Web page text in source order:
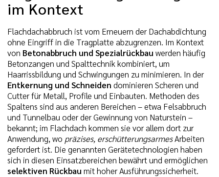
im Kontext
Flachdachabbruch ist vom Erneuern der Dachabdichtung
ohne Eingriff in die Tragplatte abzugrenzen. Im Kontext
von Betonabbruch und Spezialrückbau werden häufig
Betonzangen und Spalttechnik kombiniert, um
Haarrissbildung und Schwingungen zu minimieren. In der
Entkernung und Schneiden dominieren Scheren und
Cutter für Metall, Profile und Einbauten. Methoden des
Spaltens sind aus anderen Bereichen – etwa Felsabbruch
und Tunnelbau oder der Gewinnung von Naturstein –
bekannt; im Flachdach kommen sie vor allem dort zur
Anwendung, wo präzises, erschütterungsarmesArbeiten
gefordert ist. Die genannten Gerätetechnologien haben
sich in diesen Einsatzbereichen bewährt und ermöglichen
selektiven Rückbau mit hoher Ausführungssicherheit.